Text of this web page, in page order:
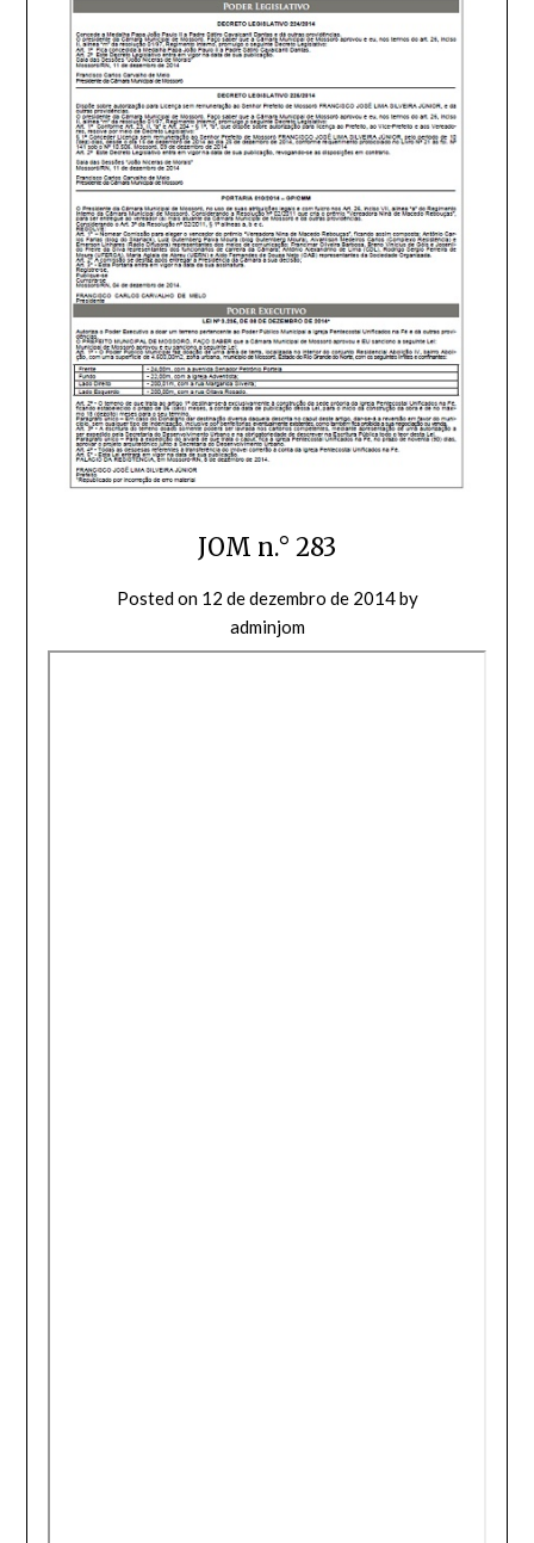
JOM n.° 283
Posted on 12 de dezembro de 2014by
adminjom